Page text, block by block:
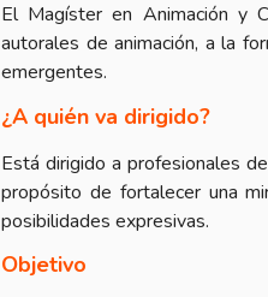
El Magíster en Animación y
autorales de animación, a la
emergentes.
¿A quién va dirigido?
Está dirigido a profesionales
propósito de fortalecer una
posibilidades expresivas.
Objetivo